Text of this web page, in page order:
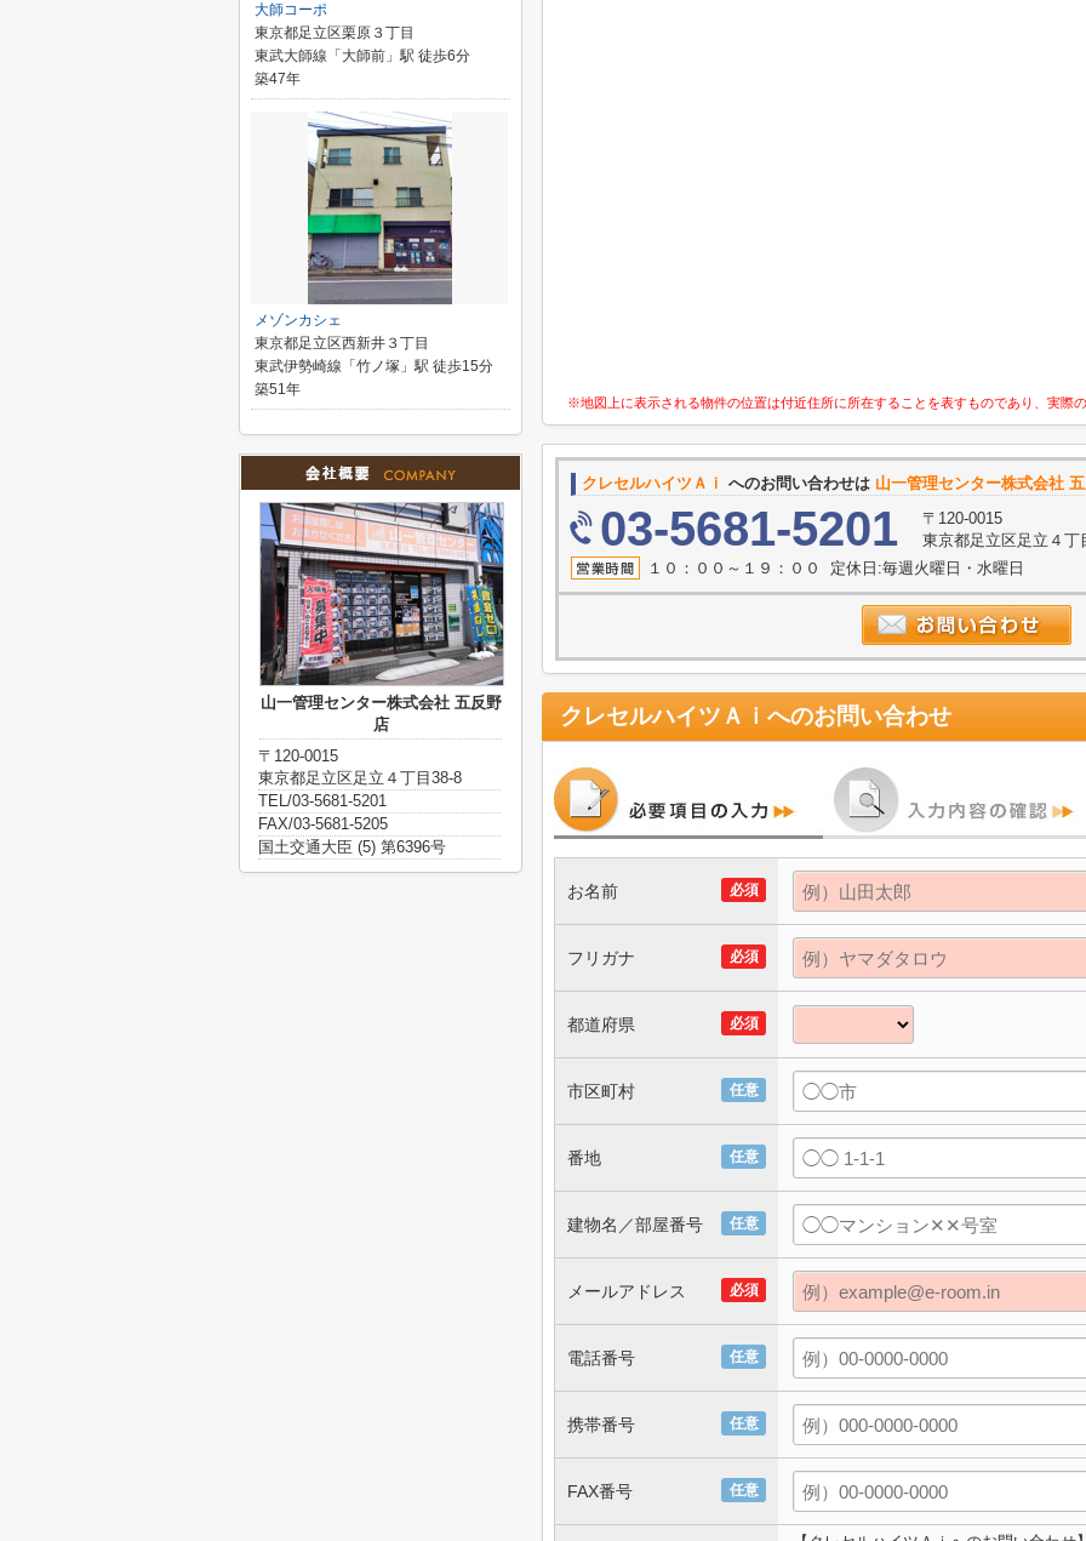
※地図上に表示される物件の位置は付近住所に所在することを表すものであり、実際
クレセルハイツＡｉ へのお問い合わせは 山一管理センター株式会社
03-5681-5201
〒120-0015
東京都足立区足立４
１０：００～１９：００ 定休日:毎週火曜日・水曜日
クレセルハイツＡｉ へのお問い合わせ
必須
お名前
必須
フリガナ
必須
都道府県
任意
市区町村
任意
番地
任意
建物名／部屋番号
必須
メールアドレス
任意
電話番号
任意
携帯番号
任意
FAX番号
大師コーポ
東京都足立区栗原３丁目
東武大師線「大師前」駅 徒歩6分
築47年
メゾンカシェ
東京都足立区西新井３丁目
東武伊勢崎線「竹ノ塚」駅 徒歩15分
築51年
山一管理センター株式会社 五反野
店
〒120-0015
東京都足立区足立４丁目38-8
TEL/03-5681-5201
FAX/03-5681-5205
国土交通大臣 (5) 第6396号